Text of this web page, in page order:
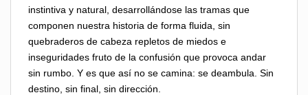
instintiva y natural, desarrollándose las tramas que
componen nuestra historia de forma fluida, sin
quebraderos de cabeza repletos de miedos e
inseguridades fruto de la confusión que provoca andar
sin rumbo. Y es que así no se camina: se deambula. Sin
destino, sin final, sin dirección.